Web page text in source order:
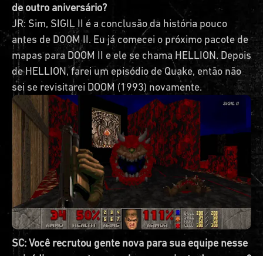
de outro aniversário?
JR: Sim, SIGIL II é a conclusão da história pouco
antes de DOOM II. Eu já comecei o próximo pacote de
mapas para DOOM II e ele se chama HELLION. Depois
de HELLION, farei um episódio de Quake, então não
sei se revisitarei DOOM (1993) novamente.
SC: Você recrutou gente nova para sua equipe nesse